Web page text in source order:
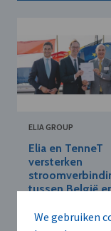
We gebruiken
ELIA GROUP
Elia en TenneT
versterken
tussen België